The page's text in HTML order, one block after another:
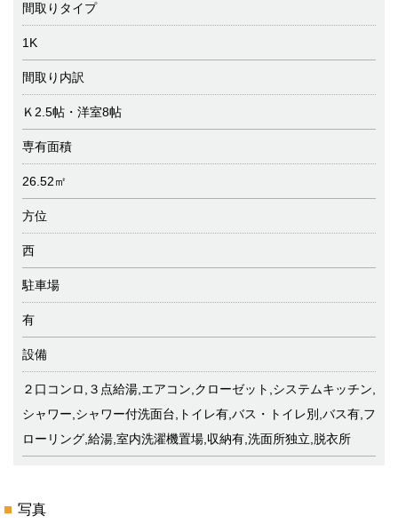
間取りタイプ
1K
間取り内訳
Ｋ2.5帖・洋室8帖
専有面積
26.52㎡
方位
西
駐車場
有
設備
２口コンロ,３点給湯,エアコン,クローゼット,システムキッチン,
シャワー,シャワー付洗面台,トイレ有,バス・トイレ別,バス有,フ
ローリング,給湯,室内洗濯機置場,収納有,洗面所独立,脱衣所
写真